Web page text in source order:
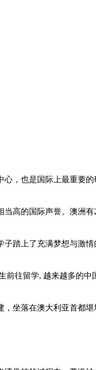
，也是国际上最重要
高的国际声誉。澳洲
踏上了充满梦想与激
往留学, 越来越多的中
坐落在澳大利亚首都